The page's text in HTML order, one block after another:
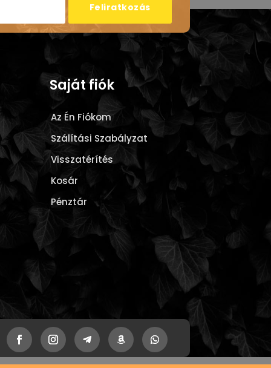
Feliratkozás
Saját fiók
Az Én Fiókom
Szálítási Szabályzat
Visszatérítés
Kosár
Pénztár